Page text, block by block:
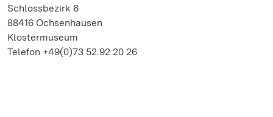
Schlossbezirk 6
88416 Ochsenhausen
Klostermuseum
Telefon +49(0)73 52.92 20 26